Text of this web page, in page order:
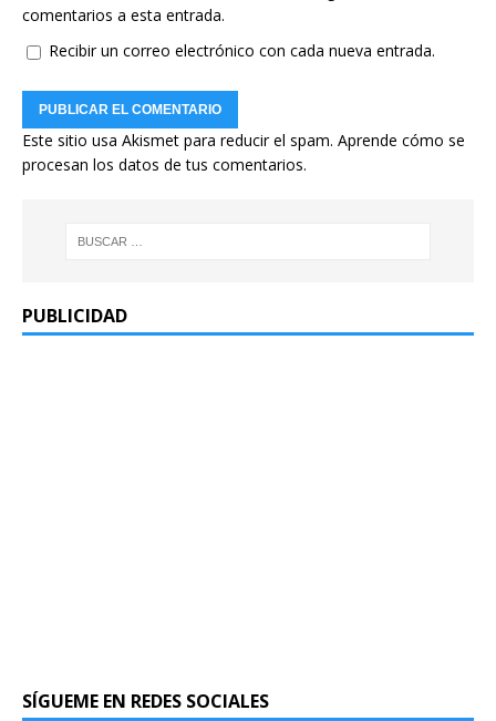
comentarios a esta entrada.
Recibir un correo electrónico con cada nueva entrada.
Este sitio usa Akismet para reducir el spam. Aprende cómo se
procesan los datos de tus comentarios.
PUBLICIDAD
SÍGUEME EN REDES SOCIALES